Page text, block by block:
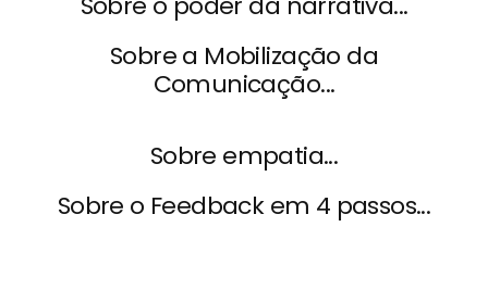
Sobre a Mobilização da
Comunicação...
Sobre empatia...
Sobre o Feedback em 4 passos...